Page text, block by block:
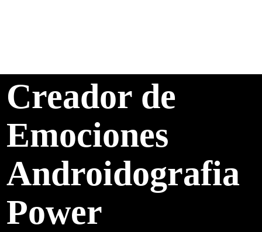
Creador de
Emociones
Androidografia
Power